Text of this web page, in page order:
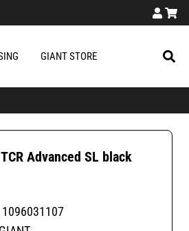
GIANT STORE
Advanced SL black
1096031107